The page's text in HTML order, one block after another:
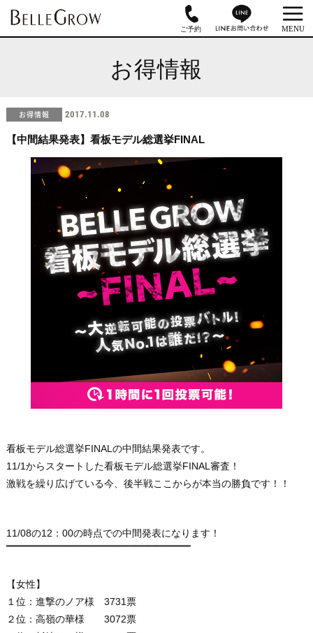
お得情報
お得情報 2017.11.08
【中間結果発表】看板モデル総選挙FINAL
看板モデル総選挙FINALの中間結果発表です。
11/1からスタートした看板モデル総選挙FINAL審査！
激戦を繰り広げている今、後半戦ここからが本当の勝負です！！
11/08の12：00の時点での中間発表になります！
▔▔▔▔▔▔▔▔▔▔▔▔▔▔▔▔▔▔▔▔▔▔▔▔
【女性】
１位：進撃のノア様 3731票
２位：高嶺の華様 3072票